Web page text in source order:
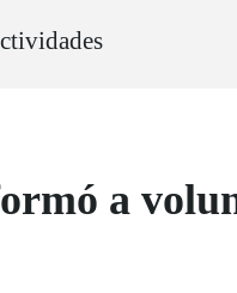
a